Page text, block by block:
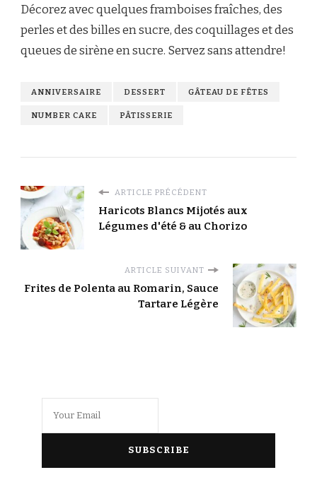
Décorez avec quelques framboises fraîches, des
perles et des billes en sucre, des coquillages et des
queues de sirène en sucre. Servez sans attendre!
ANNIVERSAIRE DESSERT GÂTEAU DE FÊTES
NUMBER CAKE PÂTISSERIE
ARTICLE PRÉCÉDENT
Haricots Blancs Mijotés aux
Légumes d'été & au Chorizo
ARTICLE SUIVANT
Frites de Polenta au Romarin, Sauce
Tartare Légère